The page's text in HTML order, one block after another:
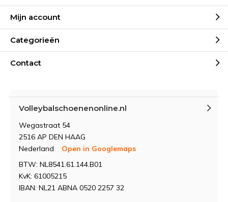
Mijn account
Categorieën
Contact
Volleybalschoenenonline.nl
Wegastraat 54
2516 AP DEN HAAG
Nederland
Open in Googlemaps
BTW: NL8541.61.144.B01
KvK: 61005215
IBAN: NL21 ABNA 0520 2257 32